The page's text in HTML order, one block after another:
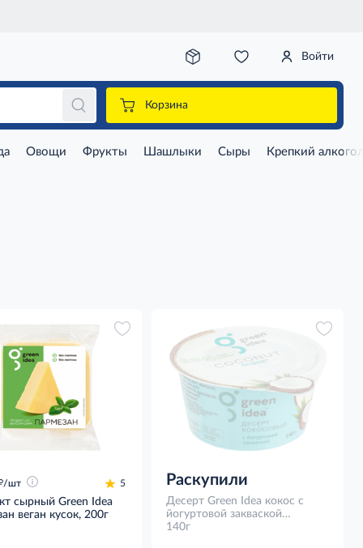
Войти
Корзина
Овощи Фрукты Шашлыки Сыры Крепкий
/шт 5
сырный Green Idea
веган кусок, 200г
Раскупили
Десерт Green Idea кокос с
йогуртовой закваской
оригинальный кокосовый,
140г